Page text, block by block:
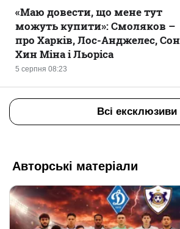
5 серпня 08:23
«Маю довести, що мене тут
можуть купити»: Смоляков –
про Харків, Лос-Анджелес, Сон
Хин Міна і Льоріса
Всі ексклюзиви
Авторські матеріали